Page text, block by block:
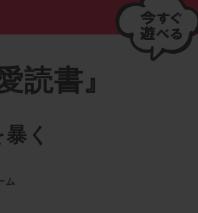
読書』
く
ム